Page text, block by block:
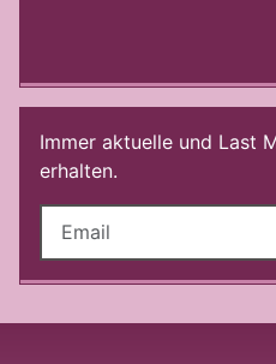
Immer aktuelle und Last
erhalten.